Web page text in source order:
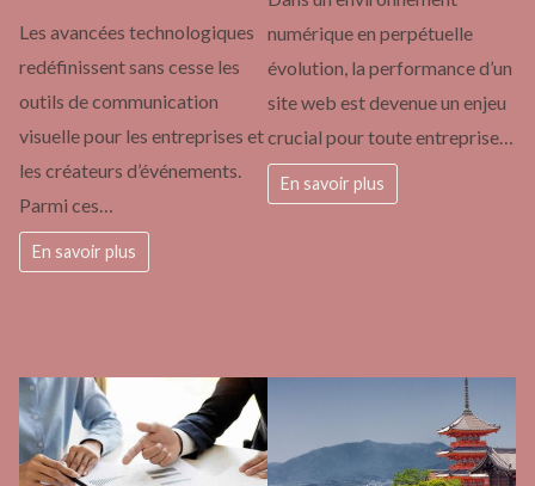
Les avancées technologiques
redéfinissent sans cesse les
outils de communication
visuelle pour les entreprises et
les créateurs d’événements.
Parmi ces…
En savoir plus
numérique en perpétuelle
évolution, la performance d’un
site web est devenue un enjeu
crucial pour toute entreprise…
En savoir plus